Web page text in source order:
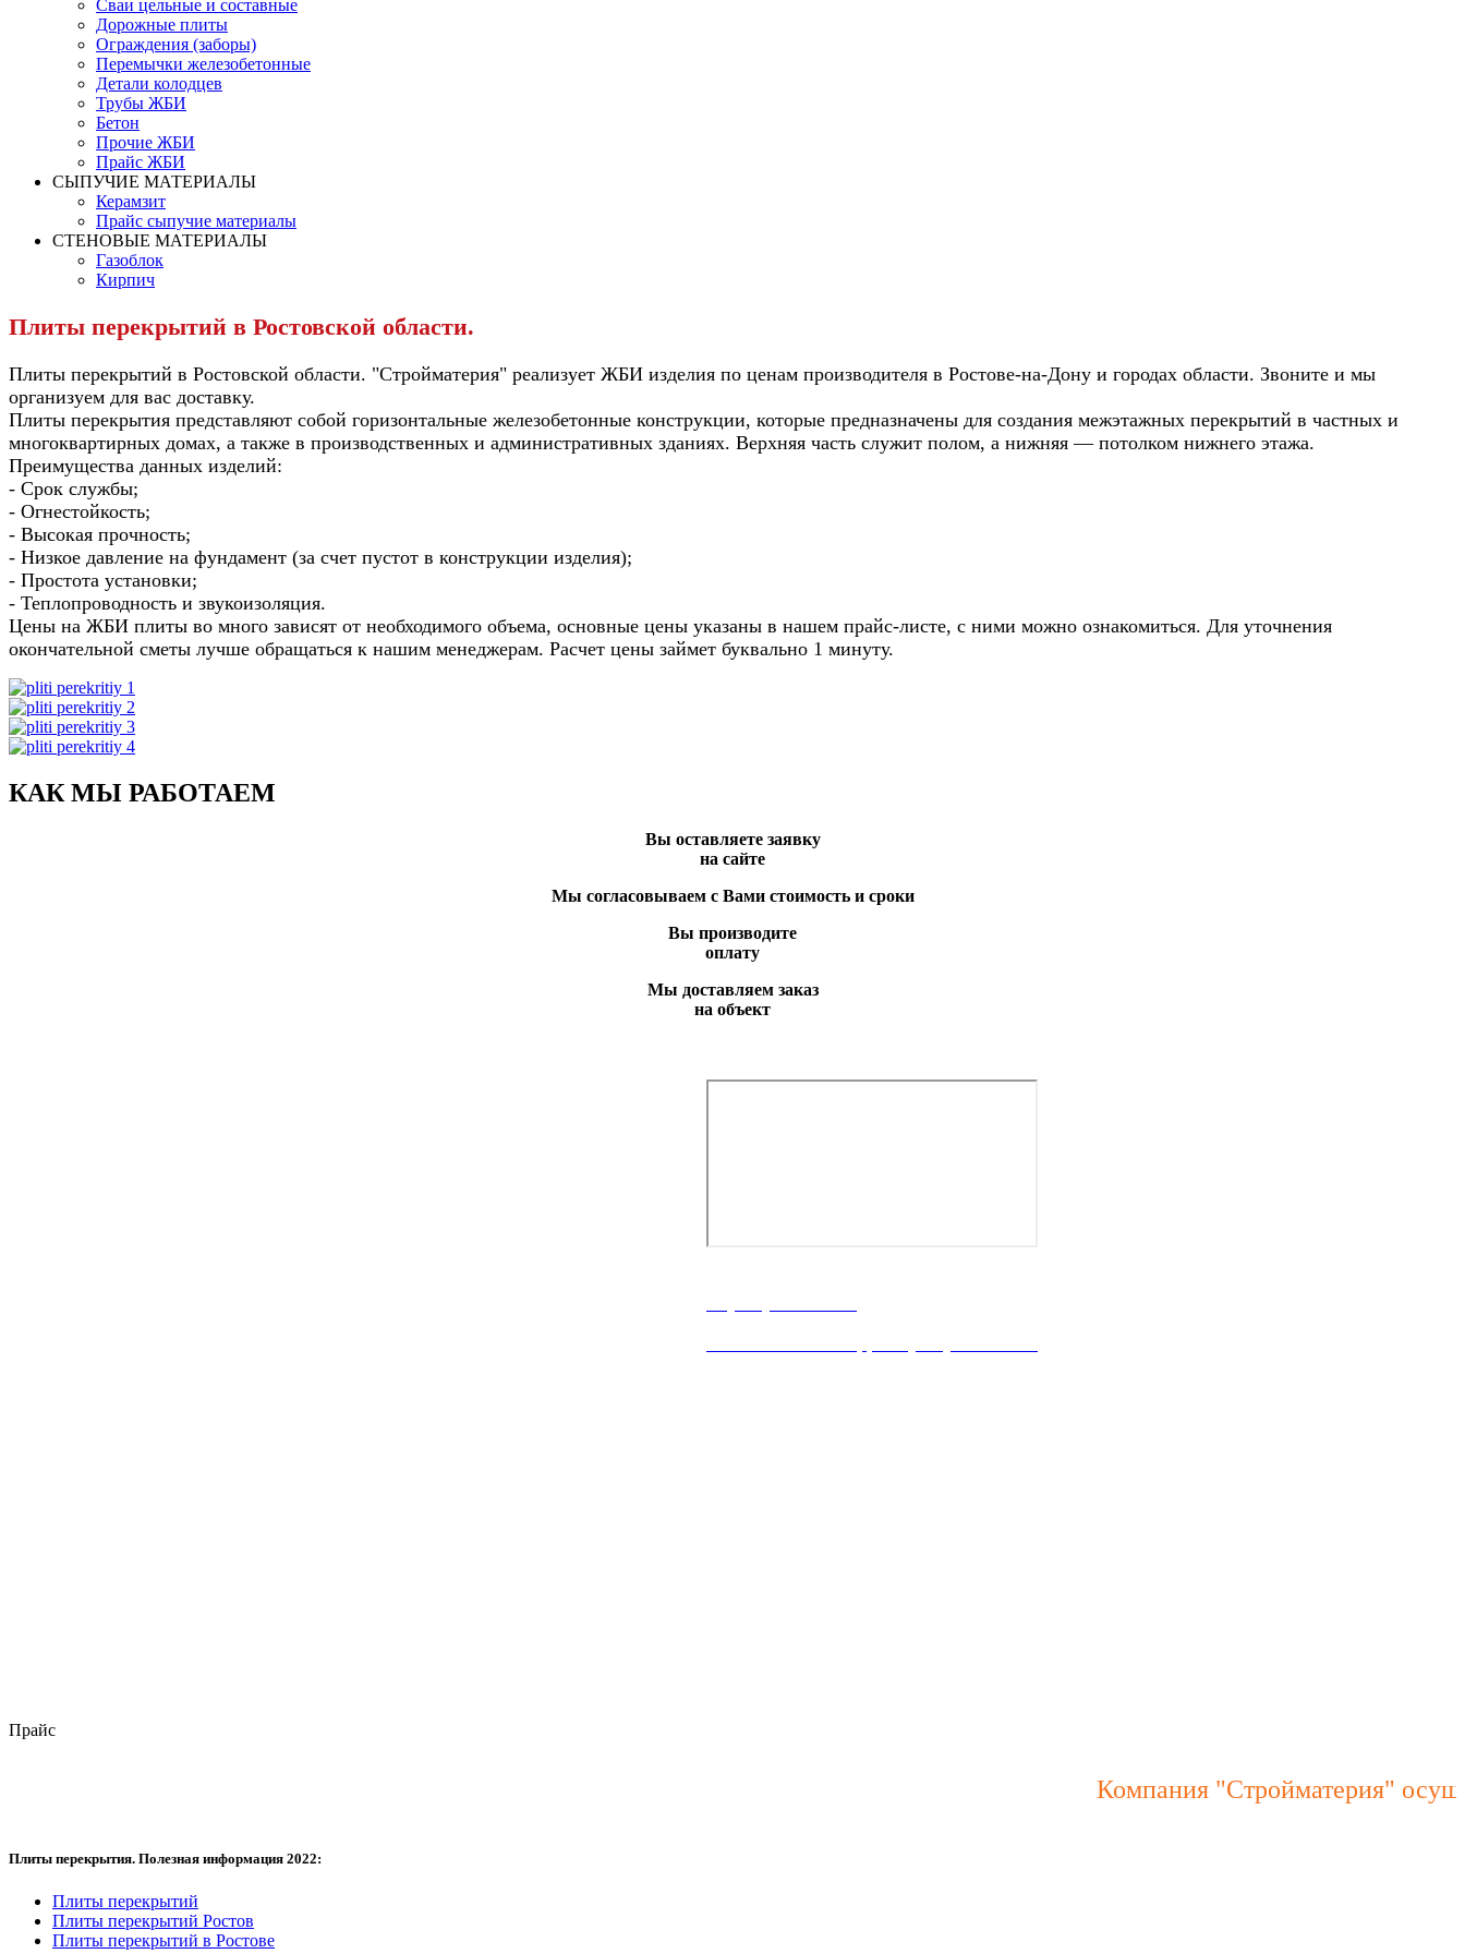
Сваи цельные и составные
Дорожные плиты
Ограждения (заборы)
Перемычки железобетонные
Детали колодцев
Трубы ЖБИ
Бетон
Прочие ЖБИ
Прайс ЖБИ
СЫПУЧИЕ МАТЕРИАЛЫ
Керамзит
Прайс сыпучие материалы
СТЕНОВЫЕ МАТЕРИАЛЫ
Газоблок
Кирпич
Плиты перекрытий в Ростовской области.
Плиты перекрытий в Ростовской области. "Стройматерия" реализует ЖБИ изделия по ценам производителя в Ростове-на-Дону и городах области. Звоните и мы
организуем для вас доставку.
Плиты перекрытия представляют собой горизонтальные железобетонные конструкции, которые предназначены для создания межэтажных перекрытий в частных и
многоквартирных домах, а также в производственных и административных зданиях. Верхняя часть служит полом, а нижняя — потолком нижнего этажа.
Преимущества данных изделий:
- Срок службы;
- Огнестойкость;
- Высокая прочность;
- Низкое давление на фундамент (за счет пустот в конструкции изделия);
- Простота установки;
- Теплопроводность и звукоизоляция.
Цены на ЖБИ плиты во много зависят от необходимого объема, основные цены указаны в нашем прайс-листе, с ними можно ознакомиться. Для уточнения
окончательной сметы лучше обращаться к нашим менеджерам. Расчет цены займет буквально 1 минуту.
КАК МЫ РАБОТАЕМ
Вы оставляете заявку
на сайте
Мы согласовываем с Вами стоимость и сроки
Вы производите
оплату
Мы доставляем заказ
на объект
Прайс
Компания "Стройматерия"
Плиты перекрытия. Полезная информация 2022:
Плиты перекрытий
Плиты перекрытий Ростов
Плиты перекрытий в Ростове